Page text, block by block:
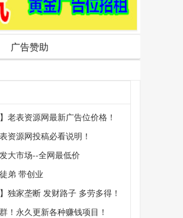
广告赞助
老表资源网最新广告位价格！
资源网投稿必看说明！
大市场--全网最低价
弟 带创业
独家垄断 发财路子 多劳多得！
！永久更新各种赚钱项目！